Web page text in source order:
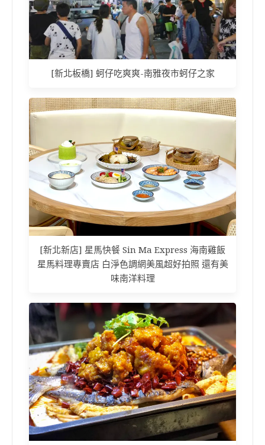
[新北板橋] 蚵仔吃爽爽-南雅夜市蚵仔之家
[新北新店] 星馬快餐 Sin Ma Express 海南雞飯
星馬料理專賣店 白淨色調網美風超好拍照 還有美
味南洋料理